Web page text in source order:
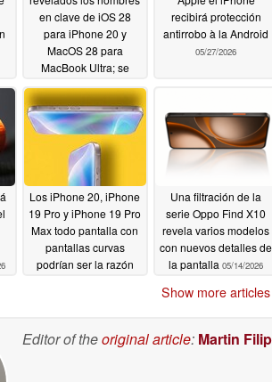
en clave de iOS 28
para iPhone 20 y
MacOS 28 para
MacBook Ultra; se
rediseño06/01/2026
recibirá protección
antirrobo à la Android
05/27/2026
Los iPhone 20, iPhone
19 Pro y iPhone 19 Pro
Max todo pantalla con
pantallas curvas
podrían ser la razón
Una filtración de la
serie Oppo Find X10
revela varios modelos
con nuevos detalles de
la pantalla 05/14/2026
Show more articles
Editor of theoriginal article: Martin